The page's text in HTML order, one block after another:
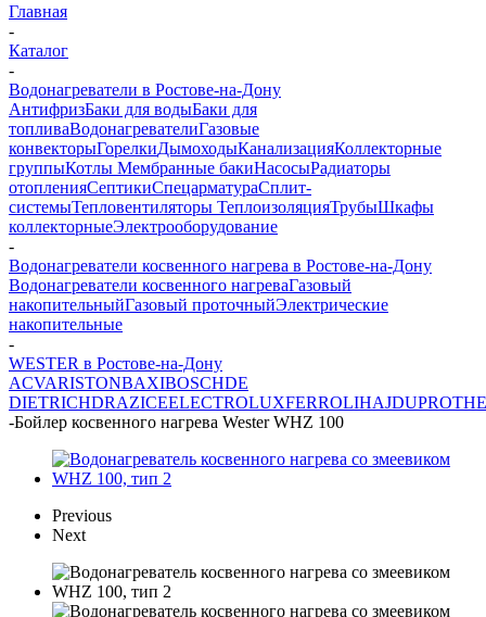
Главная
-
Каталог
-
Водонагреватели в Ростове-на-Дону
АнтифризБаки для водыБаки для
топливаВодонагревателиГазовые
конвекторыГорелкиДымоходыКанализацияКоллекторные
группыКотлы Мембранные бакиНасосыРадиаторы
отопленияСептикиСпецарматураСплит-
системыТепловентиляторы ТеплоизоляцияТрубыШкафы
коллекторныеЭлектрооборудование
-
Водонагреватели косвенного нагрева в Ростове-на-Дону
Водонагреватели косвенного нагреваГазовый
накопительныйГазовый проточныйЭлектрические
накопительные
-
WESTER в Ростове-на-Дону
ACVARISTONBAXIBOSCHDE
DIETRICHDRAZICEELECTROLUXFERROLIHAJDU
-Бойлер косвенного нагрева Wester WHZ 100
Previous
Next